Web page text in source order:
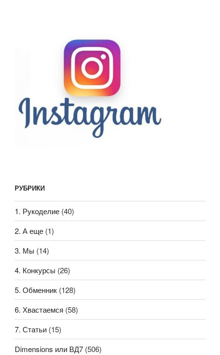
РУБРИКИ
1. Рукоделие (40)
2. А еще (1)
3. Мы (14)
4. Конкурсы (26)
5. Обменник (128)
6. Хвастаемся (58)
7. Статьи (15)
Dimensions или ВД7 (506)